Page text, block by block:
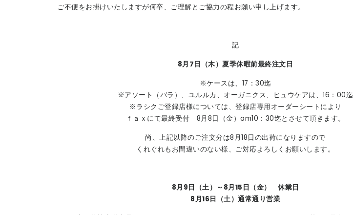
ご不便をお掛けいたしますが何卒、ご理解とご協力の程お願い申し上げます。
記
8月7日（木）夏季休暇前最終注文日
※ケースは、17：30迄
※アソート（バラ）、ユルルカ、オーガニクス、ヒュウケアは、16：00迄
※ラシクご登録店様については、登録店専用オーダーシートにより
ｆａｘにて最終受付 8月8日（金）am10：30迄とさせて頂きます。
尚、上記以降のご注文分は8月18日の出荷になりますので
くれぐれもお間違いのない様、ご対応よろしくお願いします。
8月9日（土）～8月15日（金） 休業日
8月16日（土）通常通り営業